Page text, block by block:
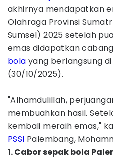
akhirnya mendapatkan
Olahraga Provinsi
Sumsel) 2025 setelah
emas didapatkan
bola yang berlangsung di
(30/10/2025).
"Alhamdulillah,
membuahkan hasil.
kembali meraih emas,"
PSSI Palembang,
1. Cabor sepak bola